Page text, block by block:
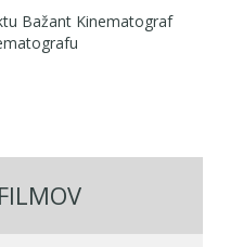
Bažant Kinematograf